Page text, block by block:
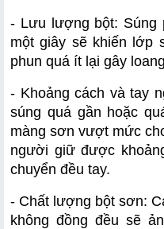
- Lưu lượng bột: Súng
một giây sẽ khiến lớp
phun quá ít lại gây
- Khoảng cách và tay
súng quá gần hoặc
màng sơn vượt mức
người giữ được
chuyển đều tay.
- Chất lượng bột sơn:
không đồng đều sẽ